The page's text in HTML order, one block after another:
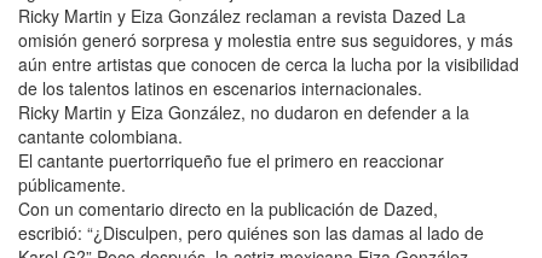
Ricky Martin y Eiza González reclaman a revista Dazed La
omisión generó sorpresa y molestia entre sus seguidores, y más
aún entre artistas que conocen de cerca la lucha por la visibilidad
de los talentos latinos en escenarios internacionales.
Ricky Martin y Eiza González, no dudaron en defender a la
cantante colombiana.
El cantante puertorriqueño fue el primero en reaccionar
públicamente.
Con un comentario directo en la publicación de Dazed,
escribió: “¿Disculpen, pero quiénes son las damas al lado de